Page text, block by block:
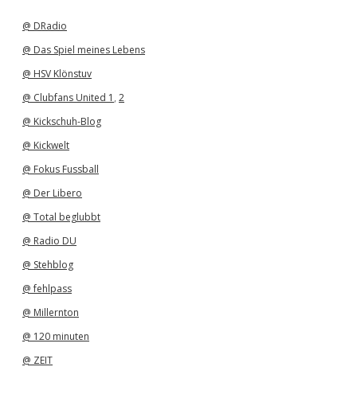
@ DRadio
@ Das Spiel meines Lebens
@ HSV Klönstuv
@ Clubfans United 1 , 2
@ Kickschuh-Blog
@ Kickwelt
@ Fokus Fussball
@ Der Libero
@ Total beglubbt
@ Radio DU
@ Stehblog
@ fehlpass
@ Millernton
@ 120 minuten
@ ZEIT